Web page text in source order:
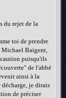
du rejet de la
toi de prendre
Michael Baigent,
puisqu'ils
de l'abbé
ainsi à la
je dirais
de préciser